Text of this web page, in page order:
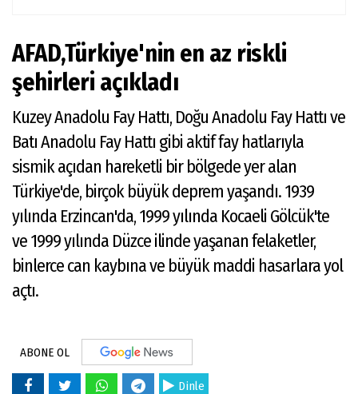
AFAD,Türkiye'nin en az riskli
şehirleri açıkladı
Kuzey Anadolu Fay Hattı, Doğu Anadolu Fay Hattı ve
Batı Anadolu Fay Hattı gibi aktif fay hatlarıyla
sismik açıdan hareketli bir bölgede yer alan
Türkiye'de, birçok büyük deprem yaşandı. 1939
yılında Erzincan'da, 1999 yılında Kocaeli Gölcük'te
ve 1999 yılında Düzce ilinde yaşanan felaketler,
binlerce can kaybına ve büyük maddi hasarlara yol
açtı.
ABONE OL
Dinle